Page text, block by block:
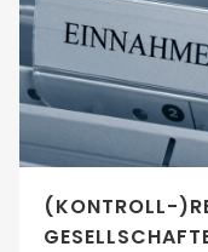
(KONTROLL-